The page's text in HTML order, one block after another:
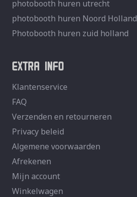
photobooth huren utrecht
photobooth huren Noord Holland
Photobooth huren zuid holland
EXTRA INFO
Klantenservice
FAQ
Verzenden en retourneren
Privacy beleid
Algemene voorwaarden
Afrekenen
Mijn account
Winkelwagen